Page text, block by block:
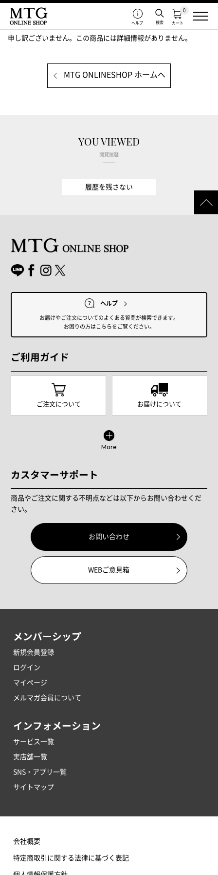
カート
0
検索
ヘルプ
申し訳ございません。この商品には詳細情報がありません。
MTG ONLINESHOP ホームへ
YOU VIEWED
閲覧履歴
履歴を残さない
ヘルプ
お届けやご注文についてのよくある質問が検索できます。
お困りの方はこちらをご覧ください。
ご利用ガイド
ご注文について お届けについて
More
カスタマーサポート
商品やご注文に関する不明点などは以下からお問い合わせくだ
さい。
お問い合わせ
WEBご意見箱
メンバーシップ
新規会員登録
ログイン
マイページ
メルマガ会員について
インフォメーション
サービス一覧
実店舗一覧
SNS・アプリ一覧
サイトマップ
会社概要
特定商取引に関する法律に基づく表記